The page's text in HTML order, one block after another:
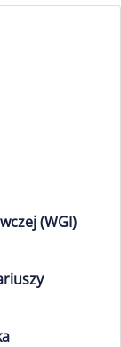
(WGI)